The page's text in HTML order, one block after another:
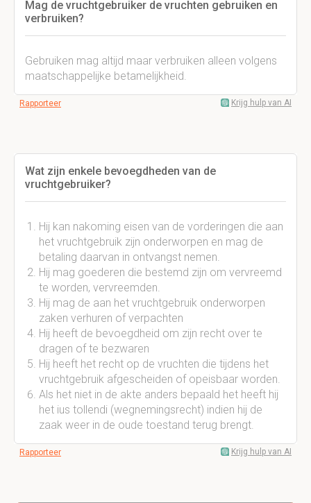
Mag de vruchtgebruiker de vruchten gebruiken en
verbruiken?
Gebruiken mag altijd maar verbruiken alleen volgens
maatschappelijke betamelijkheid.
Rapporteer Krijg hulp van AI
Wat zijn enkele bevoegdheden van de
vruchtgebruiker?
Hij kan nakoming eisen van de vorderingen die aan
het vruchtgebruik zijn onderworpen en mag de
betaling daarvan in ontvangst nemen.
Hij mag goederen die bestemd zijn om vervreemd
te worden, vervreemden.
Hij mag de aan het vruchtgebruik onderworpen
zaken verhuren of verpachten
Hij heeft de bevoegdheid om zijn recht over te
dragen of te bezwaren
Hij heeft het recht op de vruchten die tijdens het
vruchtgebruik afgescheiden of opeisbaar worden.
Als het niet in de akte anders bepaald het heeft hij
het ius tollendi (wegnemingsrecht) indien hij de
zaak weer in de oude toestand terug brengt.
Rapporteer Krijg hulp van AI